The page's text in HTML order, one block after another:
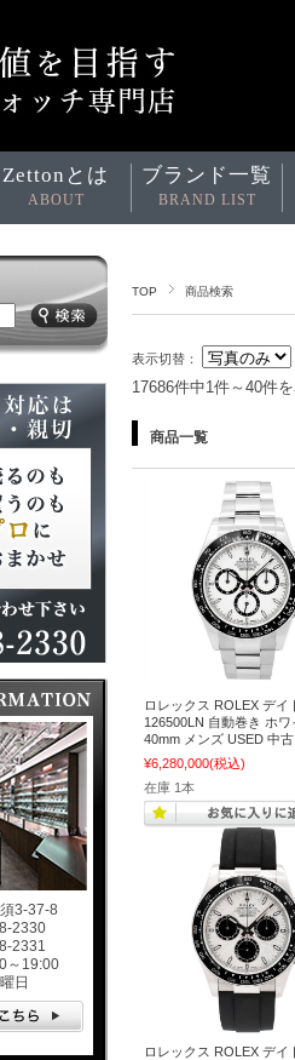
Zettonとは
ABOUT
ブランド一覧
BRAND LIST
TOP 商品検索
表示切替：
17686件中1件～40件
商品一覧
ロレックス ROLEX デイ
126500LN 自動巻き ホワ
40mm メンズ USED 中古
¥6,280,000(税込)
在庫 1本
ロレックス ROLEX デイ
3-37-8
2330
2331
～19:00
日